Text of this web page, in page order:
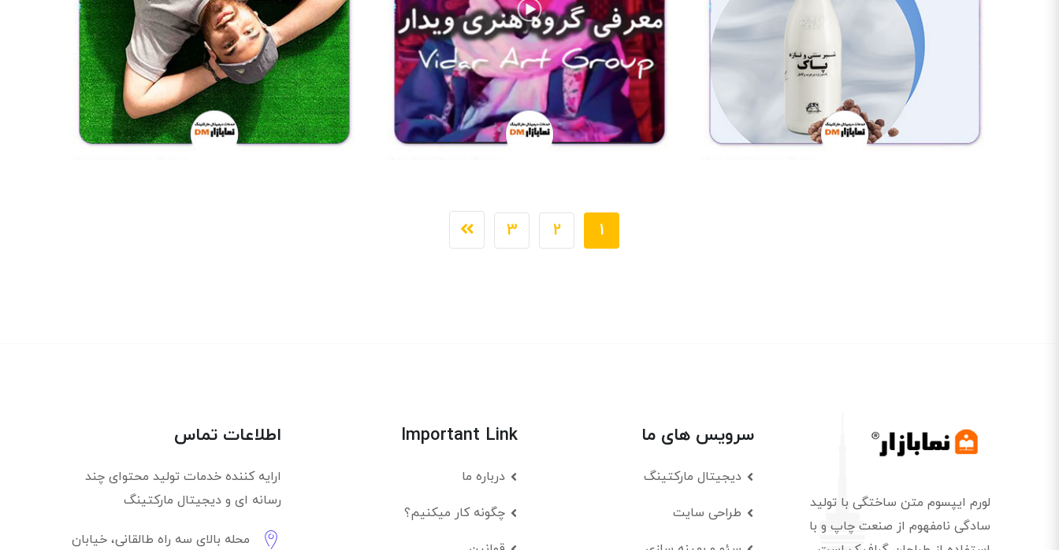
1
2
3
لورم ایپسوم متن ساختگی با تولید
سادگی نامفهوم از صنعت چاپ و با
سرویس های ما
دیجیتال مارکتینگ
طراحی سایت
Important Link
درباره ما
چگونه کار میکنیم؟
اطلاعات تماس
ارایه کننده خدمات تولید محتوای چند
رسانه ای و دیجیتال مارکتینگ
محله بالای سه راه طالقانی، خیابان